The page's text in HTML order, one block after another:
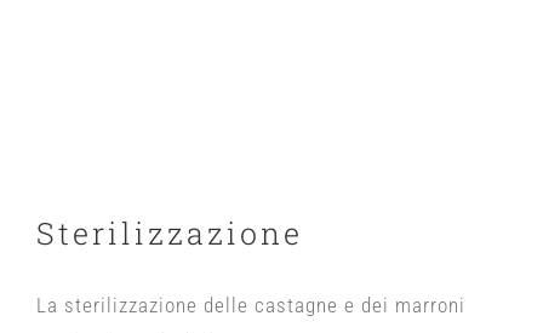
Sterilizzazione
La sterilizzazione delle castagne e dei marroni